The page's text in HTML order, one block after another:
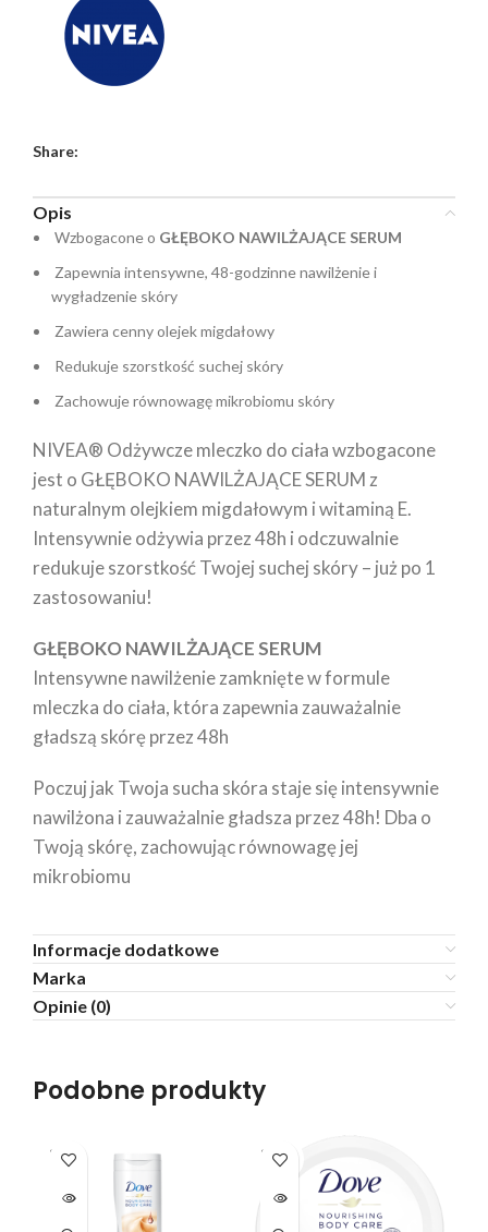
Share:
Opis
Wzbogacone o GŁĘBOKO NAWILŻAJĄCE SERUM
Zapewnia intensywne, 48-godzinne nawilżenie i
wygładzenie skóry
Zawiera cenny olejek migdałowy
Redukuje szorstkość suchej skóry
Zachowuje równowagę mikrobiomu skóry
NIVEA® Odżywcze mleczko do ciała wzbogacone
jest o GŁĘBOKO NAWILŻAJĄCE SERUM z
naturalnym olejkiem migdałowym i witaminą E.
Intensywnie odżywia przez 48h i odczuwalnie
redukuje szorstkość Twojej suchej skóry – już po 1
zastosowaniu!
GŁĘBOKO NAWILŻAJĄCE SERUM
Intensywne nawilżenie zamknięte w formule
mleczka do ciała, która zapewnia zauważalnie
gładszą skórę przez 48h
Poczuj jak Twoja sucha skóra staje się intensywnie
nawilżona i zauważalnie gładsza przez 48h! Dba o
Twoją skórę, zachowując równowagę jej
mikrobiomu
Informacje dodatkowe
Marka
Opinie (0)
Podobne produkty
SOLD
OUT
SOLD
OUT